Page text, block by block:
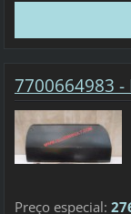
7700664983
Preço especial: